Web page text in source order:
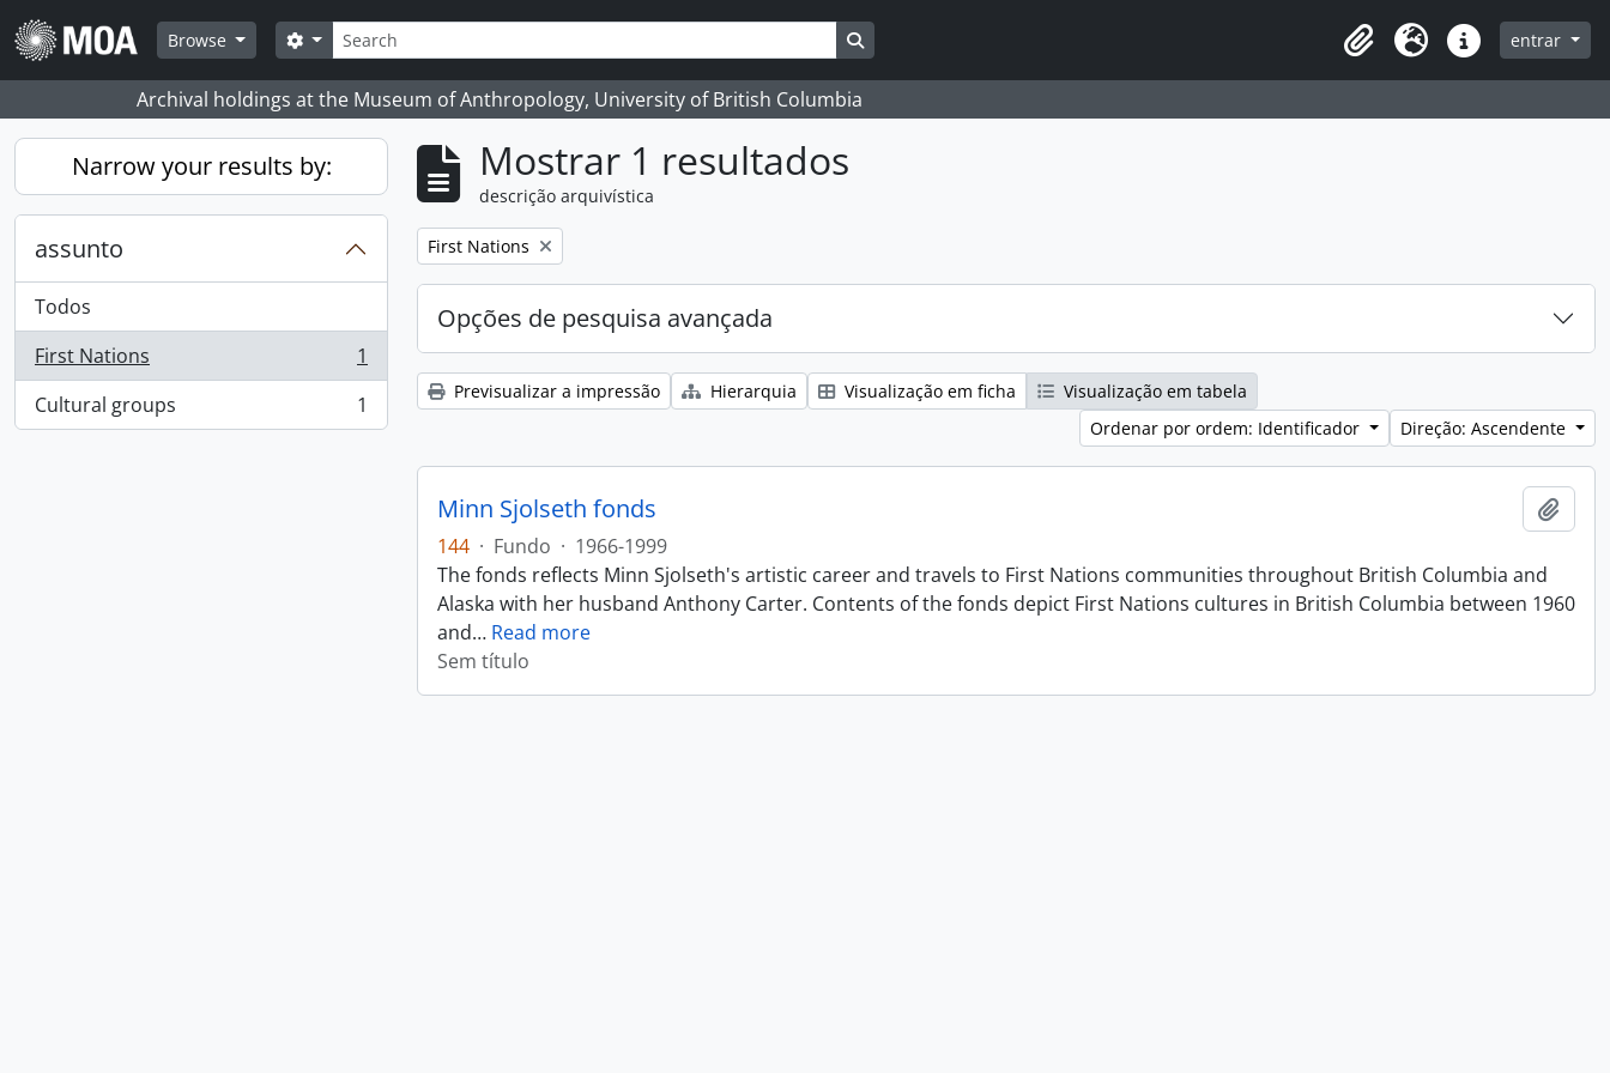
Skip to main content
Browse
Pesquisar
Search options Search in browse page
Clipboard
Idioma Ligações rápidas
entrar
Archival holdings at the Museum of Anthropology, University of British Columbia
Narrow your results by:
assunto
Todos
First Nations
, 1 resultados
1
Cultural groups
, 1 resultados 1
Mostrar 1 resultados
descrição arquivística
Remove filter:
First Nations
Opções de pesquisa avançada
Previsualizar a impressão Hierarquia Visualização em ficha
Visualização em tabela
Ordenar por ordem: Identificador
Direção: Ascendente
Minn Sjolseth fonds
144 · Fundo · 1966-1999
The fonds reflects Minn Sjolseth's artistic career and travels to First Nations communities throughout British Columbia and
Alaska with her husband Anthony Carter. Contents of the fonds depict First Nations cultures in British Columbia between 1960
and… Read more
Sem título